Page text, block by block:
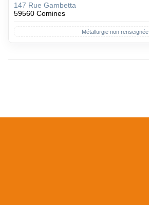
147 Rue Gambetta
59560 Comines
Métallurgie non renseignée